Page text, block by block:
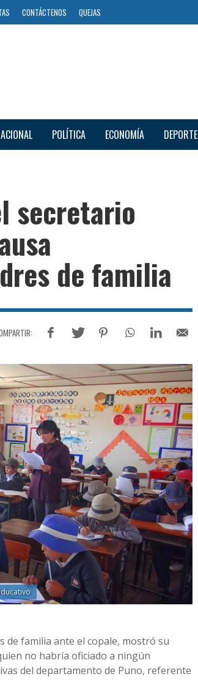
CONTÁCTENOS QUEJAS
POLÍTICA ECONOMÍA DEPORTE
secretario
de familia
de familia ante el copale, mostró su
no habría oficiado a ningún
del departamento de Puno, referente